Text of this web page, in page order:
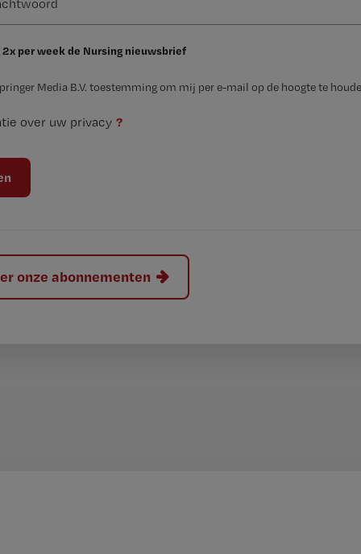
2x per week de Nursing nieuwsbrief
Media B.V. toestemming om mij per e-mail op de hoogte te
over uw privacy ?
onze abonnementen